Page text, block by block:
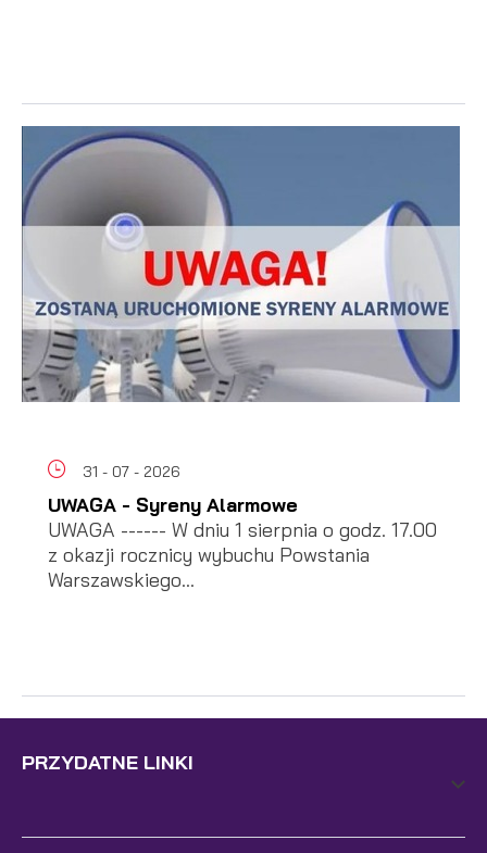
31 - 07 - 2026
UWAGA - Syreny Alarmowe
UWAGA ------ W dniu 1 sierpnia o godz. 17.00
z okazji rocznicy wybuchu Powstania
Warszawskiego...
PRZYDATNE LINKI